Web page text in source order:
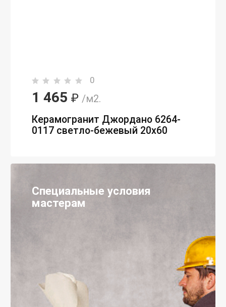
0
1 465 ₽ /м2.
Керамогранит Джордано 6264-
0117 светло-бежевый 20x60
Специальные условия
мастерам